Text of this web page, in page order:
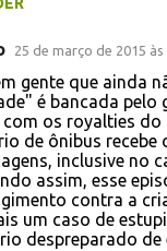
25 de março de 2015 às
gente que ainda
é bancada pelo
os royalties do
de ônibus recebe
inclusive no
assim, esse
contra a
um caso de
despreparado de